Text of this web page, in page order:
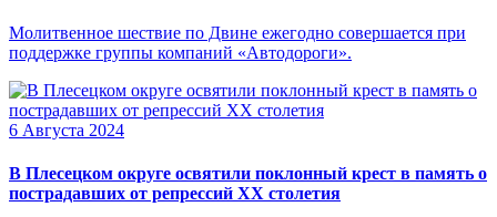
Молитвенное шествие по Двине ежегодно совершается при
поддержке группы компаний «Автодороги».
6 Августа 2024
В Плесецком округе освятили поклонный крест в память о
пострадавших от репрессий XX столетия